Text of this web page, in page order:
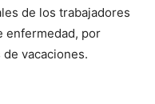
de los trabajadores
enfermedad, por
vacaciones.